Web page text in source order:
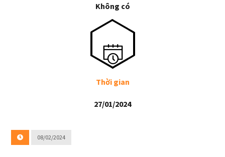
Không có
Thời gian
27/01/2024
08/02/2024